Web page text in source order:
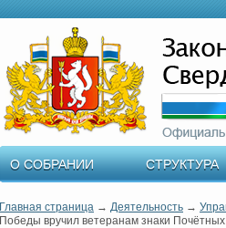
О СОБРАНИИ СТРУКТУРА
Главная страница → Деятельность →
Победы вручил ветеранам знаки